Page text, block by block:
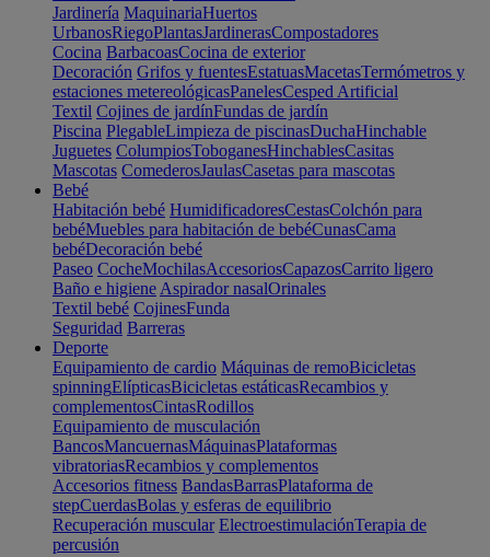
Jardinería MaquinariaHuertos
UrbanosRiegoPlantasJardinerasCompostadores
Cocina BarbacoasCocina de exterior
Decoración Grifos y fuentesEstatuasMacetasTermómetros y
estaciones metereológicasPanelesCesped Artificial
Textil Cojines de jardínFundas de jardín
Piscina PlegableLimpieza de piscinasDuchaHinchable
Juguetes ColumpiosToboganesHinchablesCasitas
Mascotas ComederosJaulasCasetas para mascotas
Bebé
Habitación bebé HumidificadoresCestasColchón para
bebéMuebles para habitación de bebéCunasCama
bebéDecoración bebé
Paseo CocheMochilasAccesoriosCapazosCarrito ligero
Baño e higiene Aspirador nasalOrinales
Textil bebé CojinesFunda
Seguridad Barreras
Deporte
Equipamiento de cardio Máquinas de remoBicicletas
spinningElípticasBicicletas estáticasRecambios y
complementosCintasRodillos
Equipamiento de musculación
BancosMancuernasMáquinasPlataformas
vibratoriasRecambios y complementos
Accesorios fitness BandasBarrasPlataforma de
stepCuerdasBolas y esferas de equilibrio
Recuperación muscular ElectroestimulaciónTerapia de
percusión